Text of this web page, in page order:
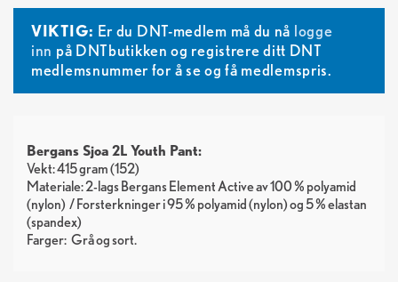
VIKTIG: Er du DNT-medlem må du nå logge
inn på DNTbutikken og registrere ditt DNT
medlemsnummer for å se og få medlemspris.
Bergans Sjoa 2L Youth Pant:
Vekt: 415 gram (152)
Materiale: 2-lags Bergans Element Active av 100 % polyamid
(nylon) / Forsterkninger i 95 % polyamid (nylon) og 5 % elastan
(spandex)
Farger: Grå sort